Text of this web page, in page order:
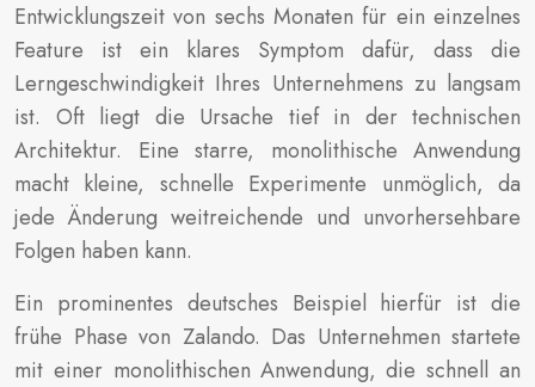
Entwicklungszeit von sechs Monaten für ein einzelnes
Feature ist ein klares Symptom dafür, dass die
Lerngeschwindigkeit Ihres Unternehmens zu langsam
ist. Oft liegt die Ursache tief in der technischen
Architektur. Eine starre, monolithische Anwendung
macht kleine, schnelle Experimente unmöglich, da
jede Änderung weitreichende und unvorhersehbare
Folgen haben kann.
Ein prominentes deutsches Beispiel hierfür ist die
frühe Phase von Zalando. Das Unternehmen startete
mit einer monolithischen Anwendung, die schnell an